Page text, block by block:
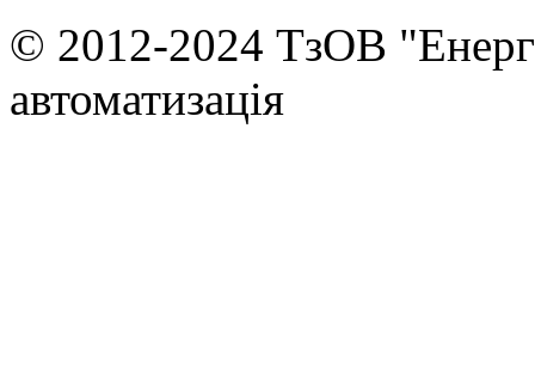
© 2012-2024 ТзОВ
автоматизація